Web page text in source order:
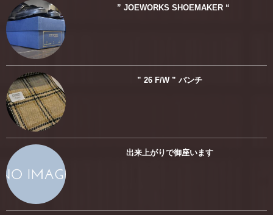
” JOEWORKS SHOEMAKER “
” 26 F/W ” バンチ
出来上がりで御座います